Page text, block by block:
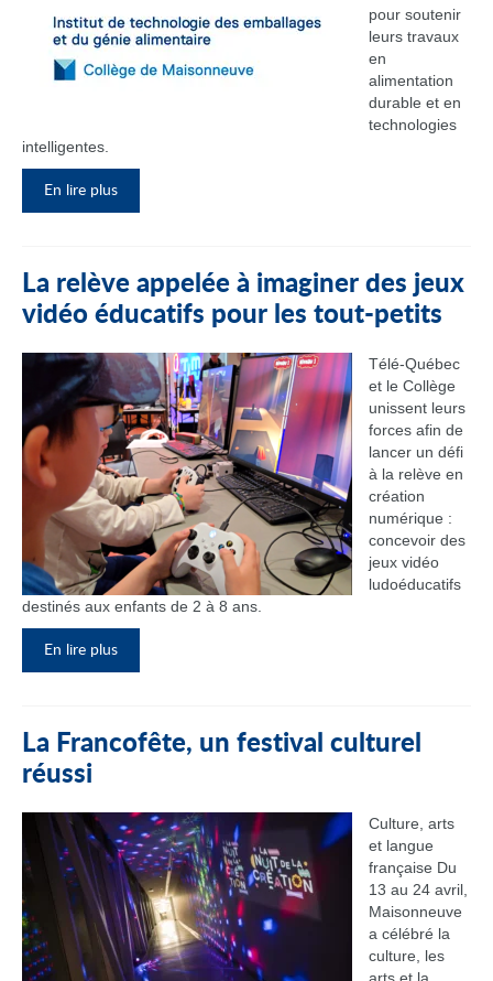
pour soutenir
leurs travaux
en
alimentation
durable et en
technologies
intelligentes.
En lire plus
La relève appelée à imaginer des jeux
vidéo éducatifs pour les tout-petits
Télé-Québec
et le Collège
unissent leurs
forces afin de
lancer un défi
à la relève en
création
numérique :
concevoir des
jeux vidéo
ludoéducatifs
destinés aux enfants de 2 à 8 ans.
En lire plus
La Francofête, un festival culturel
réussi
Culture, arts
et langue
française Du
13 au 24 avril,
Maisonneuve
a célébré la
culture, les